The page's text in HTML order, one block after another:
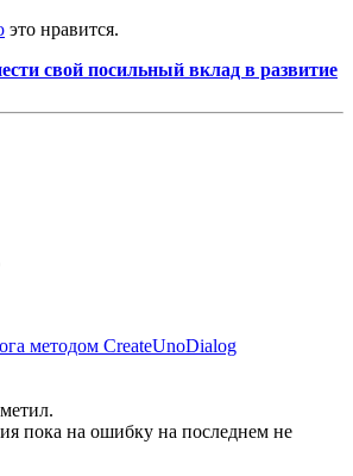
это нравится.
свой посильный вклад в развитие
методом CreateUnoDialog
пока на ошибку на последнем не